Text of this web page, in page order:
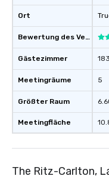
Ort
Bewertung des Veranstaltungsortes
Gästezimmer
Meetingräume
Größter Raum
Meetingfläche
183
5
The Ritz-Carlton,